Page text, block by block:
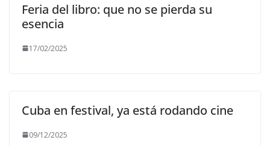
Feria del libro: que no se pierda su
esencia
17/02/2025
Cuba en festival, ya está rodando cine
09/12/2025